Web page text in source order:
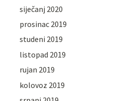
siječanj 2020
prosinac 2019
studeni 2019
listopad 2019
rujan 2019
kolovoz 2019